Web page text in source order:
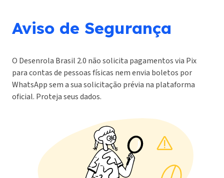
Aviso de Segurança
O Desenrola Brasil 2.0 não solicita pagamentos via Pix
para contas de pessoas físicas nem envia boletos por
WhatsApp sem a sua solicitação prévia na plataforma
oficial. Proteja seus dados.